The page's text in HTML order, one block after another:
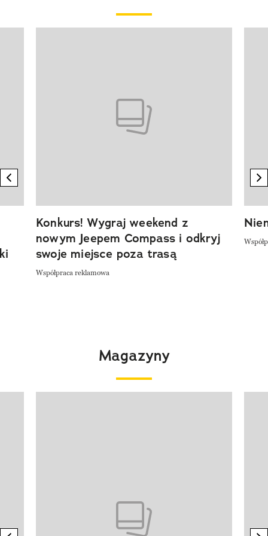
previous element
Konkurs! Wygraj weekend z
nowym Jeepem Compass i odkryj
swoje miejsce poza trasą
Współpraca reklamowa
Magazyny